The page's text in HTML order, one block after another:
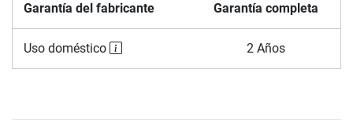
Garantía del fabricante Garantía completa
Uso doméstico 2 Años